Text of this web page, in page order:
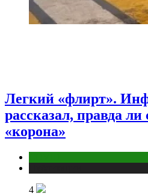
Легкий «флирт».
рассказал, правда
«корона»
4